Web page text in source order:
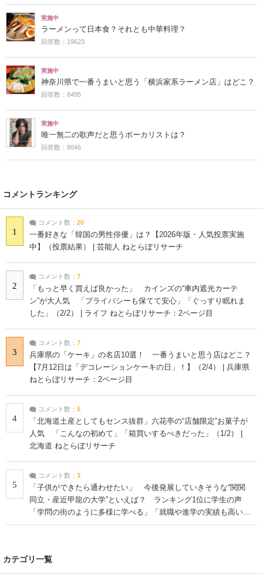
実施中
ラーメンって日本食？それとも中華料理？
回答数：19623
実施中
神奈川県で一番うまいと思う「横浜家系ラーメン店」はどこ？
回答数：8495
実施中
唯一無二の歌声だと思うボーカリストは？
回答数：8046
コメントランキング
1
コメント数： 20
一番好きな「韓国の男性俳優」は？【2026年版・人気投票実施
中】（投票結果） | 芸能人 ねとらぼリサーチ
2
コメント数： 7
「もっと早く買えば良かった」 カインズの“車内遮光カーテ
ン”が大人気 「プライバシーも保てて安心」「ぐっすり眠れま
した」（2/2） | ライフ ねとらぼリサーチ：2ページ目
3
コメント数： 7
兵庫県の「ケーキ」の名店10選！ 一番うまいと思う店はどこ？
【7月12日は「デコレーションケーキの日」！】（2/4） | 兵庫県
ねとらぼリサーチ：2ページ目
4
コメント数： 5
「北海道土産としてもセンス抜群」六花亭の“店舗限定”お菓子が
人気 「こんなの初めて」「箱買いするべきだった」（1/2） |
北海道 ねとらぼリサーチ
5
コメント数： 3
「子供ができたら通わせたい」 今後発展していきそうな“関関
同立・産近甲龍の大学”といえば？ ランキング1位に学生の声
「学問の街のように多様に学べる」「就職や進学の実績も高い」
| 大学 ねとらぼリサーチ
カテゴリ一覧